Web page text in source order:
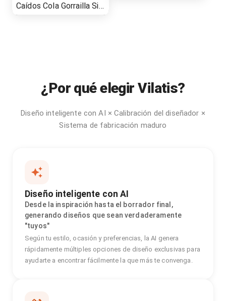
Caídos Cola Gorrailla Sin
¿Por qué elegir Vilatis?
Diseño inteligente con AI × Calibración del diseñador ×
Sistema de fabricación maduro
Diseño inteligente con AI
Desde la inspiración hasta el borrador final,
generando diseños que sean verdaderamente
"tuyos"
Según tu estilo, ocasión y preferencias, la AI genera
rápidamente múltiples opciones de diseño exclusivas para
ayudarte a encontrar fácilmente la que más te convenga.